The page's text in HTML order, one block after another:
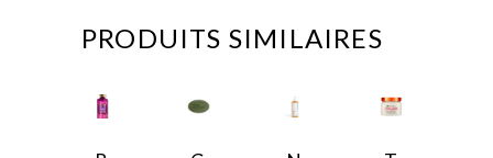
PRODUITS SIMILAIRES